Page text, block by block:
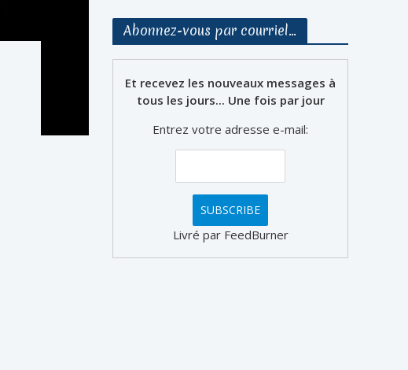
Abonnez-vous par courriel…
Et recevez les nouveaux messages à
tous les jours... Une fois par jour
Entrez votre adresse e-mail:
Livré par FeedBurner